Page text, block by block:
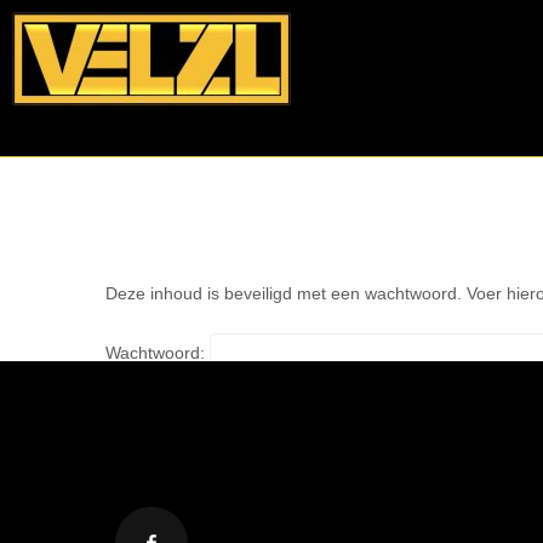
Deze inhoud is beveiligd met een wachtwoord. Voer
Wachtwoord: